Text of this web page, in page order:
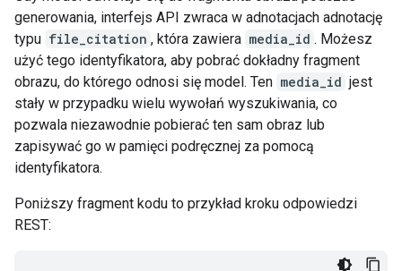
generowania, interfejs API zwraca w adnotacjach adnotację
typu file_citation , która zawiera media_id . Możesz
użyć tego identyfikatora, aby pobrać dokładny fragment
obrazu, do którego odnosi się model. Ten media_id jest
stały w przypadku wielu wywołań wyszukiwania, co
pozwala niezawodnie pobierać ten sam obraz lub
zapisywać go w pamięci podręcznej za pomocą
identyfikatora.
Poniższy fragment kodu to przykład kroku odpowiedzi
REST: